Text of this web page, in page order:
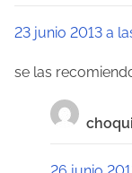
i
23 junio 2013 a
se las